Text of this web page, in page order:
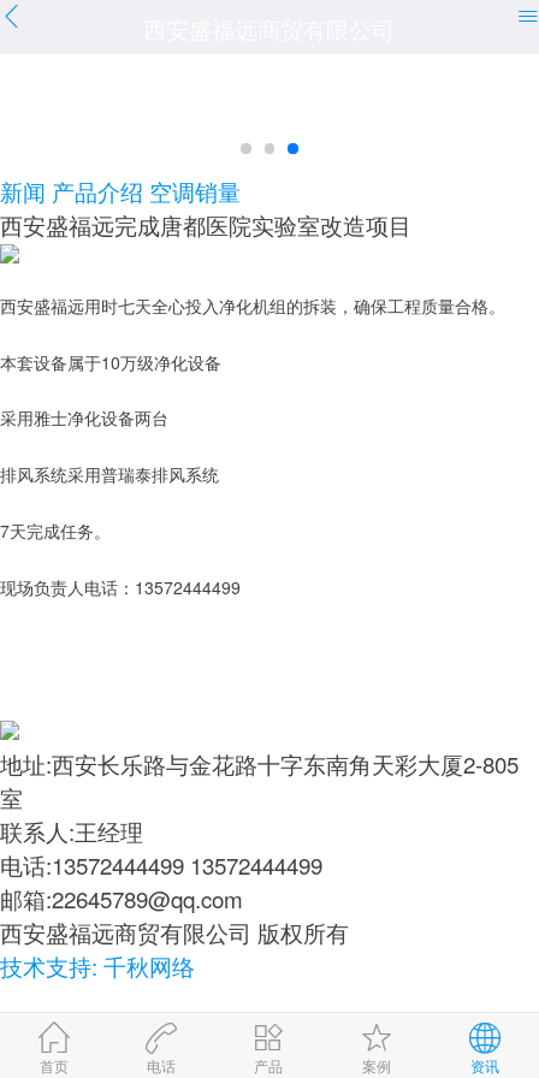
首页 电话 产品 案例 资讯
新闻 产品介绍 空调销量
西安盛福远完成唐都医院实验室改造项目
西安盛福远用时七天全心投入净化机组的拆装，确保工程质量合格。
本套设备属于10万级净化设备
采用雅士净化设备两台
排风系统采用普瑞泰排风系统
7天完成任务。
现场负责人电话：13572444499
地址:西安长乐路与金花路十字东南角天彩大厦2-805
室
联系人:王经理
电话:13572444499 13572444499
邮箱:22645789@qq.com
西安盛福远商贸有限公司 版权所有
技术支持: 千秋网络